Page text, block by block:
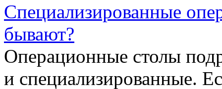
Специализированные
бывают?
Операционные столы
и специализированные.